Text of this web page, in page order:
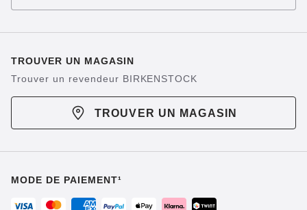
TROUVER UN MAGASIN
Trouver un revendeur BIRKENSTOCK
TROUVER UN MAGASIN
MODE DE PAIEMENT¹